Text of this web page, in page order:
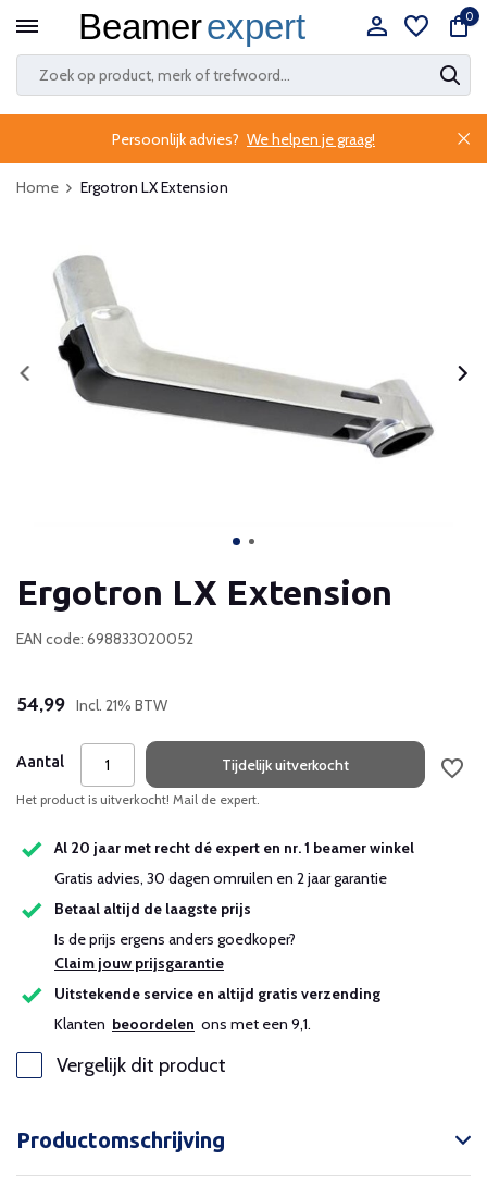
0
Persoonlijk advies? We helpen je graag!
Home Ergotron LX Extension
Ergotron LX Extension
EAN code: 698833020052
54,99 Incl. 21% BTW
Aantal Tijdelijk uitverkocht
Het product is uitverkocht! Mail de expert.
Al 20 jaar met recht dé expert en nr. 1 beamer winkel
Gratis advies, 30 dagen omruilen en 2 jaar garantie
Betaal altijd de laagste prijs
Is de prijs ergens anders goedkoper?
Claim jouw prijsgarantie
Uitstekende service en altijd gratis verzending
Klanten beoordelen ons met een 9,1.
Vergelijk dit product
Productomschrijving